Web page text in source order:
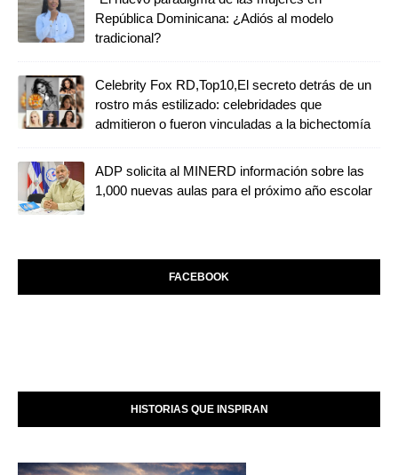
República Dominicana: ¿Adiós al modelo
tradicional?
Celebrity Fox RD,Top10,El secreto detrás de un
rostro más estilizado: celebridades que
admitieron o fueron vinculadas a la bichectomía
ADP solicita al MINERD información sobre las
1,000 nuevas aulas para el próximo año escolar
FACEBOOK
HISTORIAS QUE INSPIRAN